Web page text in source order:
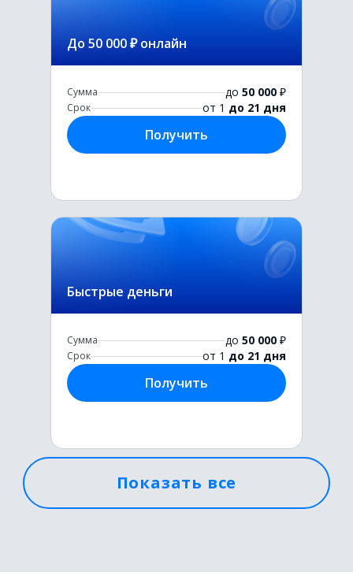
До 50 000 ₽ онлайн
Сумма до 50 000 ₽
Срок от 1 до 21 дня
Получить
Быстрые деньги
Сумма до 50 000 ₽
Срок от 1 до 21 дня
Получить
Показать все